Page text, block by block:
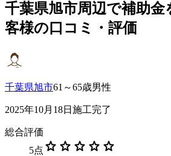
千葉県旭市周辺で補助金
客様の口コミ・評価
千葉県旭市61～65歳男性
2025年10月18日施工完了
総合評価
5点 star star star star star